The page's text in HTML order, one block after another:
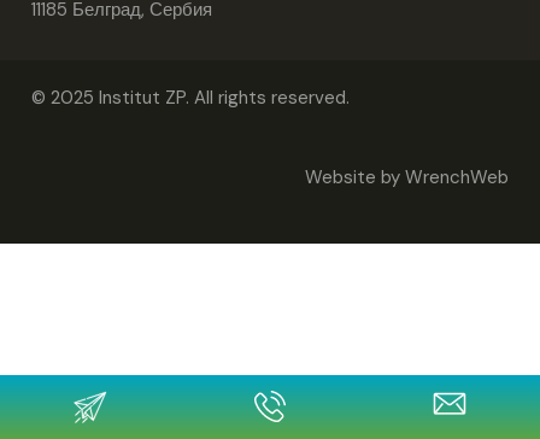
11185 Белград, Сербия
© 2025 Institut ZP. All rights reserved.
Website by WrenchWeb